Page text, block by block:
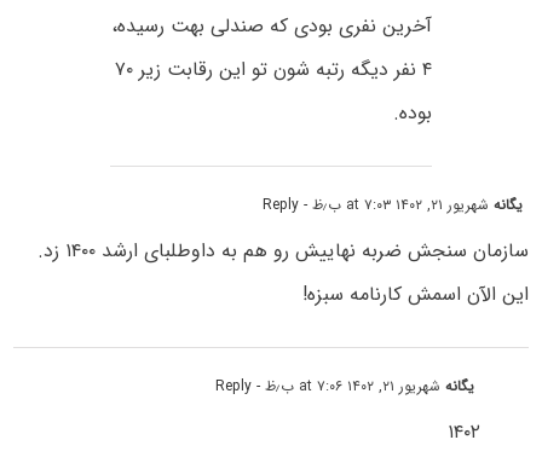
آخرین نفری بودی که صندلی بهت رسیده،
۴ نفر دیگه رتبه شون تو این رقابت زیر ۷۰
بوده.
یگانهشهریور ۲۱, ۱۴۰۲ at ۷:۰۳ ب٫ظ - Reply
سازمان سنجش ضربه نهاییش رو هم به داوطلبای ارشد ۱۴۰۰ زد.
این الآن اسمش کارنامه سبزه!
یگانهشهریور ۲۱, ۱۴۰۲ at ۷:۰۶ ب٫ظ - Reply
۱۴۰۲